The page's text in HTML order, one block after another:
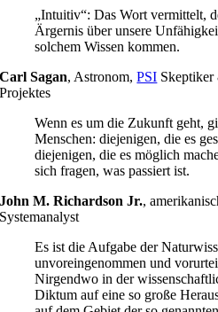
„Intuitiv“: Das Wort vermittelt,
Ärgernis über unsere
solchem Wissen kommen.
Carl Sagan, Astronom,PSI Skeptiker
Projektes
Wenn es um die Zukunft geht,
Menschen: diejenigen, die es
diejenigen, die es möglich
sich fragen, was passiert ist.
John M. Richardson Jr.,
Systemanalyst
Es ist die Aufgabe der
unvoreingenommen und
Nirgendwo in der
Diktum auf eine so große